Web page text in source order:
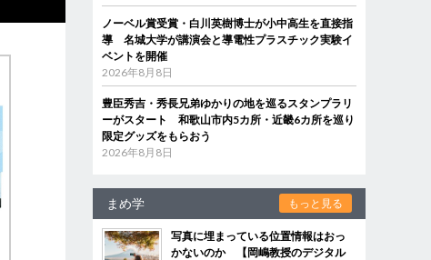
ノーベル賞受賞・白川英樹博士が小中高生を直接指
導 名城大学が講演会と導電性プラスチック実験イ
ベントを開催
2026年8月8日
豊臣秀吉・秀長兄弟ゆかりの地を巡るスタンプラリ
ーがスタート 和歌山市内5カ所・近畿6カ所を巡り
限定グッズをもらおう
2026年8月8日
まめ学 もっと見る
写真に埋まっている位置情報はおっ
かないのか 【岡嶋教授のデジタル